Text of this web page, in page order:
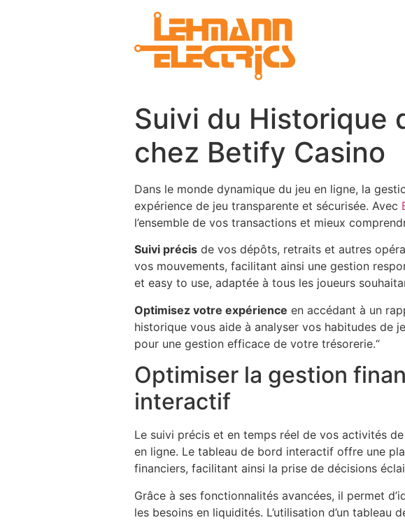
Suivi du Historique
chez Betify Casino
Dans le monde dynamique du jeu en ligne, la
expérience de jeu transparente et sécurisée. Avec
l’ensemble de vos transactions et mieux
Suivi précis de vos dépôts, retraits et autres
vos mouvements, facilitant ainsi une gestion
et easy to use, adaptée à tous les joueurs
Optimisez votre expérience en accédant à un
historique vous aide à analyser vos habitudes de
pour une gestion efficace de votre trésorerie.“
Optimiser la gestion
interactif
Le suivi précis et en temps réel de vos activités
en ligne. Le tableau de bord interactif offre une
financiers, facilitant ainsi la prise de décisions
Grâce à ses fonctionnalités avancées, il permet
les besoins en liquidités. L’utilisation d’un